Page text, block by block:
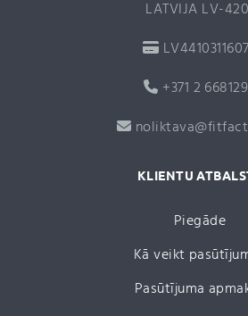
LATVIJA LV-
+371 2
KLIENTU
Piegāde
Kā veikt
Pasūtījuma